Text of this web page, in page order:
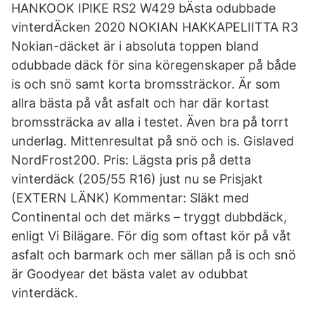
HANKOOK IPIKE RS2 W429 bÄsta odubbade
vinterdÄcken 2020 NOKIAN HAKKAPELIITTA R3
Nokian-däcket är i absoluta toppen bland
odubbade däck för sina köregenskaper på både
is och snö samt korta bromssträckor. Är som
allra bästa på våt asfalt och har där kortast
bromssträcka av alla i testet. Även bra på torrt
underlag. Mittenresultat på snö och is. Gislaved
NordFrost200. Pris: Lägsta pris på detta
vinterdäck (205/55 R16) just nu se Prisjakt
(EXTERN LÄNK) Kommentar: Släkt med
Continental och det märks – tryggt dubbdäck,
enligt Vi Bilägare. För dig som oftast kör på våt
asfalt och barmark och mer sällan på is och snö
är Goodyear det bästa valet av odubbat
vinterdäck.